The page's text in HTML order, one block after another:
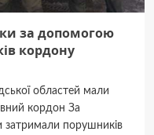
за допомогою
кордону
областей мали
кордон За
порушників